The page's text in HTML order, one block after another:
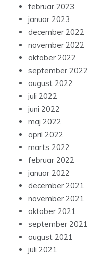
februar 2023
januar 2023
december 2022
november 2022
oktober 2022
september 2022
august 2022
juli 2022
juni 2022
maj 2022
april 2022
marts 2022
februar 2022
januar 2022
december 2021
november 2021
oktober 2021
september 2021
august 2021
juli 2021